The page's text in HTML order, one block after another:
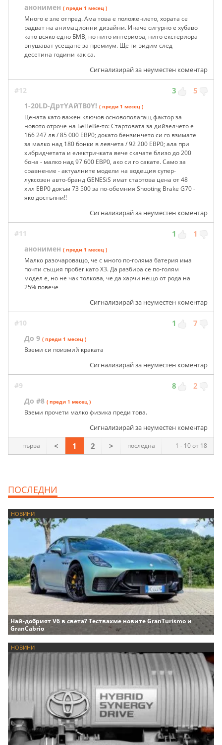
анонимен ( преди 1 месец )
Много е зле отпред. Ама това е положението, хората се
радват на анимационни дизайни. Иначе сигурно е хубаво
като всяко едно БМВ, но нито интериора, нито екстериора
внушават усещане за премиум. Ще ги видим след
десетина години как са.
Сигнализирай за неуместен коментар
#12 3 5
1-20LD-ДртYАйТB0Y! ( преди 1 месец )
Цената като важен ключов основополагащ фактор за
новото отроче на БеНеВе-то: Стартовата за дийзелчето е
166 247 лв / 85 000 ЕВР0; докато бензинчето си го взимате
за малко над 180 бонки в левчета / 92 200 ЕВР0; ала при
хибридчетата и електричката вече скачате близо до 200
бона - малко над 97 600 ЕВР0, ако си го сакате. Само за
сравнение - актуалните модели на водещия супер-
луксозен авто-бранд GENESiS имат стартова цена от 48
хил ЕВР0 докъм 73 500 за по-обемния Shooting Brake G70 -
яко достъпни!!
Сигнализирай за неуместен коментар
#11 1 1
анонимен ( преди 1 месец )
Малко разочароващо, че с много по-голяма батерия има
почти същия пробег като Х3. Да разбира се по-голям
модел е, но не чак толкова, че да харчи нещо от рода на
25% повече
Сигнализирай за неуместен коментар
#10 1 7
До 9 ( преди 1 месец )
Вземи си поизмий краката
Сигнализирай за неуместен коментар
#9 8 2
До #8 ( преди 1 месец )
Вземи прочети малко физика преди това.
Сигнализирай за неуместен коментар
1 - 10 от 18
първа < 1 2 > последна
ПОСЛЕДНИ
НОВИНИ
Най-добрият V6 в света? Тествахме новите GranTurismo и
GranCabrio
НОВИНИ